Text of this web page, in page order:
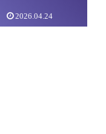
2026.04.24